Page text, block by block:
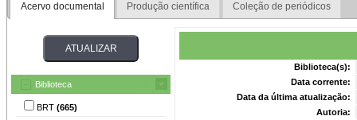
Acervo documental Produção científica Coleção de periódicos
Biblioteca
BRT (665)
Biblioteca(s):
Data corrente:
Data da última atualização:
Autoria: